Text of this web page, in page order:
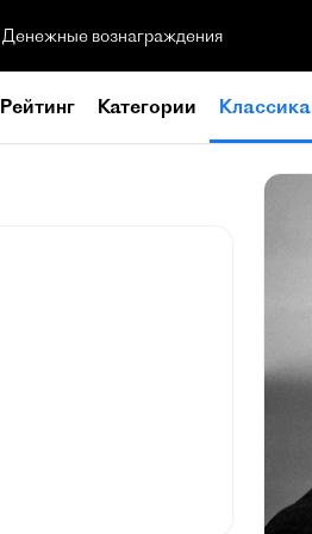
Денежные вознаграждения
Рейтинг Категории Классика